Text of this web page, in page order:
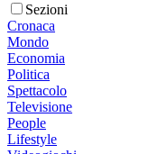
Sezioni
Cronaca
Mondo
Economia
Politica
Spettacolo
Televisione
People
Lifestyle